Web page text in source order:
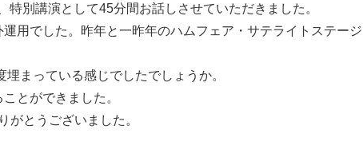
別講演として45分間お話しさせていただきました。
用でした。昨年と一昨年のハムフェア・サテライトステー
まっている感じでしたでしょうか。
とができました。
とうございました。